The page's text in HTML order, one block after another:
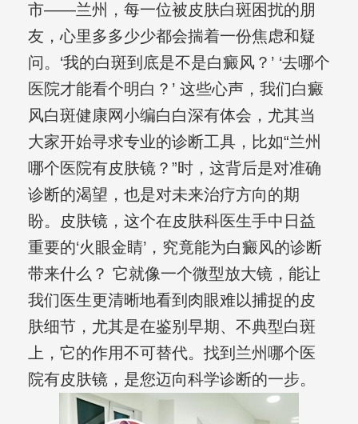
市——兰州，每一位被皮肤白斑困扰的朋
友，心里多多少少都会揣着一份焦虑和疑
问。‘我的白斑到底是不是白癜风？’ ‘去哪个
医院才能看个明白？’ 这些心声，我们白癜
风白斑健康网小编白白深有体会，尤其当
大家开始寻求专业的诊断工具，比如“兰州
哪个医院有皮肤镜？”时，这背后是对准确
诊断的渴望，也是对未来治疗方向的期
盼。皮肤镜，这个在皮肤科医生手中日益
重要的‘火眼金睛’，究竟能为白癜风的诊断
带来什么？ 它就像一个微型放大镜，能让
我们医生更清晰地看到肉眼难以捕捉的皮
肤细节，尤其是在鉴别早期、不典型白斑
上，它的作用不可替代。找到兰州哪个医
院有皮肤镜，是您迈向科学诊断的一步。